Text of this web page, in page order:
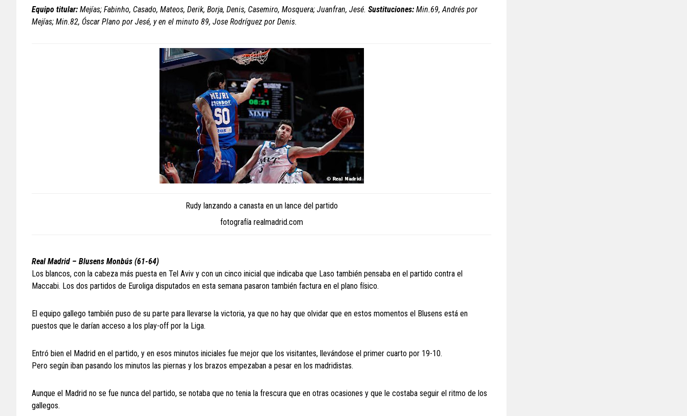
Equipo titular: Mejías; Fabinho, Casado, Mateos, Derik, Borja, Denis, Casemiro, Mosquera; Juanfran, Jesé. Sustituciones: Min.69, Andrés por
Mejías; Min.82, Óscar Plano por Jesé, y en el minuto 89, Jose Rodríguez por Denis.
Rudy lanzando a canasta en un lance del partido
fotografía realmadrid.com
Real Madrid – Blusens Monbús (61-64)
Los blancos, con la cabeza más puesta en Tel Aviv y con un cinco inicial que indicaba que Laso también pensaba en el partido contra el
Maccabi. Los dos partidos de Euroliga disputados en esta semana pasaron también factura en el plano físico.
El equipo gallego también puso de su parte para llevarse la victoria, ya que no hay que olvidar que en estos momentos el Blusens está en
puestos que le darían acceso a los play-off por la Liga.
Entró bien el Madrid en el partido, y en esos minutos iniciales fue mejor que los visitantes, llevándose el primer cuarto por 19-10.
Pero según iban pasando los minutos las piernas y los brazos empezaban a pesar en los madridistas.
Aunque el Madrid no se fue nunca del partido, se notaba que no tenia la frescura que en otras ocasiones y que le costaba seguir el ritmo de los
gallegos.